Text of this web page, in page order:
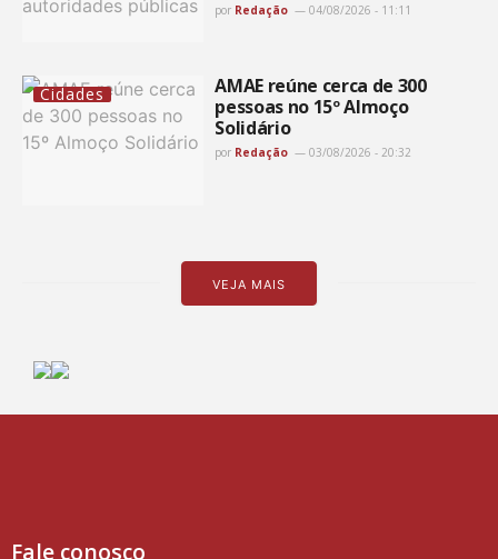
por Redação 04/08/2026 - 11:11
Cidades
AMAE reúne cerca de 300
pessoas no 15º Almoço
Solidário
por Redação 03/08/2026 - 20:32
VEJA MAIS
Fale conosco